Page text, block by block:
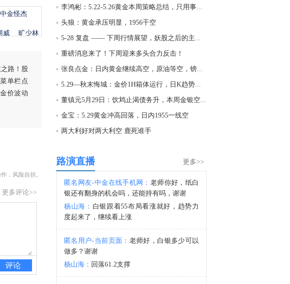
中金怪杰
威 旷少林
路！股
单栏点
价波动
，风险自担。
更多评论>>
评论
10:24:14
金十期货8月6日讯， Weda Bay Nickel（WBN）已获批2026年下半年新增约2500万吨湿吨镍矿RKAB配额。加上上半年已获批额度，WBN2026年全年镍矿RKAB总配额已增至约3700万吨湿吨。作为印尼最大的镍矿供应商之一，此次新增配额预计将进一步保障下半年下游冶炼厂原料供应。（SMM）
李鸿彬：5.22-5.26黄金本周策略总结，只用事实说话！！
头狼：黄金承压明显，1956干空
5-28 复盘 —— 下周行情展望，妖股之后的主线重塑
重磅消息来了！下周迎来多头合力反击！
张良点金：日内黄金继续高空，原油等空，镑日看涨！
5.29—秋末悔城：金价1H箱体运行，日K趋势支撑防回升
董镇元5月29日：饮鸩止渴债务升，本周金银空后多
金宝：5.29黄金冲高回落，日内1955一线空
两大利好对两大利空 鹿死谁手
更多>>
路演直播
匿名网友-中金在线手机网： 老师你好，纸白
银还有翻身的机会吗，还能持有吗，谢谢
杨山海： 白银跟着55布局看涨就好，趋势力
度起来了，继续看上涨
匿名用户-当前页面： 老师好，白银多少可以
做多？谢谢
杨山海： 回落61.2支撑